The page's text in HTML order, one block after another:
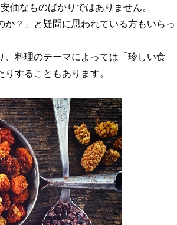
価なものばかりではありません。
か？」と疑問に思われている方もいらっ
料理のテーマによっては「珍しい食
することもあります。